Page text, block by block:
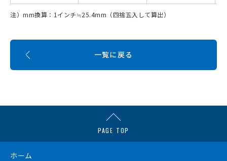
注）mm換算：1インチ≒25.4mm（四捨五入して算出）
一覧に戻る
PAGE TOP
ホーム